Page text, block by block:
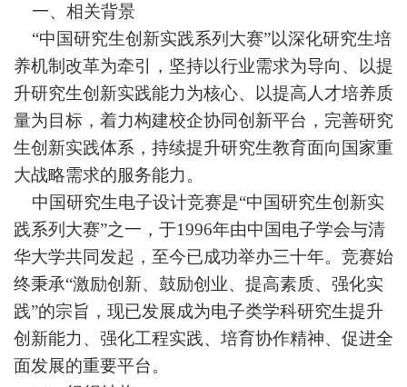
一、相关背景
“中国研究生创新实践系列大赛”以深化研究生培
养机制改革为牵引，坚持以行业需求为导向、以提
升研究生创新实践能力为核心、以提高人才培养质
量为目标，着力构建校企协同创新平台，完善研究
生创新实践体系，持续提升研究生教育面向国家重
大战略需求的服务能力。
中国研究生电子设计竞赛是“中国研究生创新实
践系列大赛”之一，于1996年由中国电子学会与清
华大学共同发起，至今已成功举办三十年。竞赛始
终秉承“激励创新、鼓励创业、提高素质、强化实
践”的宗旨，现已发展成为电子类学科研究生提升
创新能力、强化工程实践、培育协作精神、促进全
面发展的重要平台。